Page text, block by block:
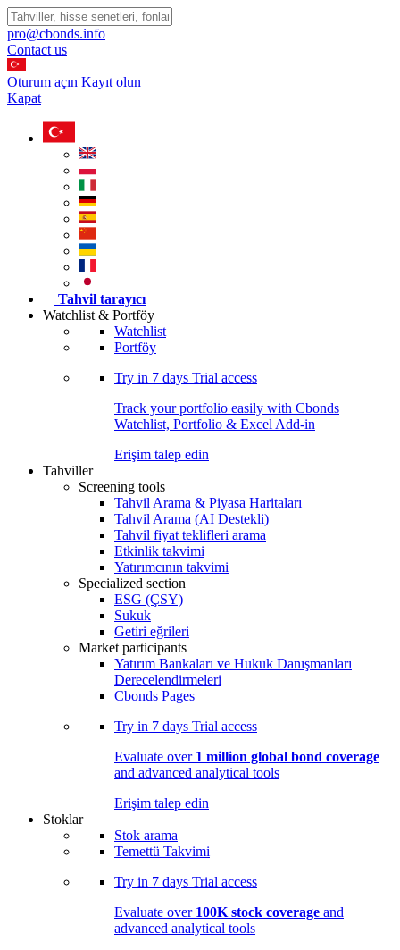
pro@cbonds.info
Contact us
Oturum açın Kayıt olun
Kapat
Tahvil tarayıcı
Watchlist & Portföy
Watchlist
Portföy
Try in 7 days Trial access
Track your portfolio easily with Cbonds
Watchlist, Portfolio & Excel Add-in
Erişim talep edin
Tahviller
Screening tools
Tahvil Arama & Piyasa Haritaları
Tahvil Arama (AI Destekli)
Tahvil fiyat teklifleri arama
Etkinlik takvimi
Yatırımcının takvimi
Specialized section
ESG (ÇSY)
Sukuk
Getiri eğrileri
Market participants
Yatırım Bankaları ve Hukuk Danışmanları
Derecelendirmeleri
Cbonds Pages
Try in 7 days Trial access
Evaluate over 1 million global bond coverage
and advanced analytical tools
Erişim talep edin
Stoklar
Stok arama
Temettü Takvimi
Try in 7 days Trial access
Evaluate over 100K stock coverage and
advanced analytical tools